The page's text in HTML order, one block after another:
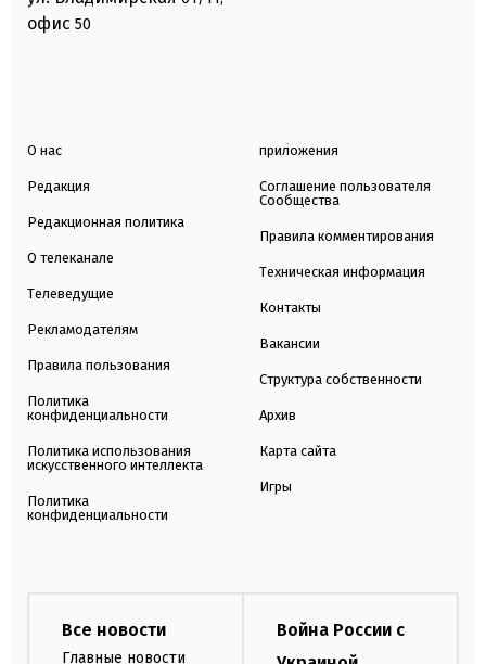
офис 50
О нас
Редакция
Редакционная политика
О телеканале
Телеведущие
Рекламодателям
Правила пользования
Политика
конфиденциальности
Политика использования
искусственного интеллекта
Политика
конфиденциальности
приложения
Соглашение пользователя
Сообщества
Правила комментирования
Техническая информация
Контакты
Вакансии
Структура собственности
Архив
Карта сайта
Игры
Все новости
Главные новости
Война России с